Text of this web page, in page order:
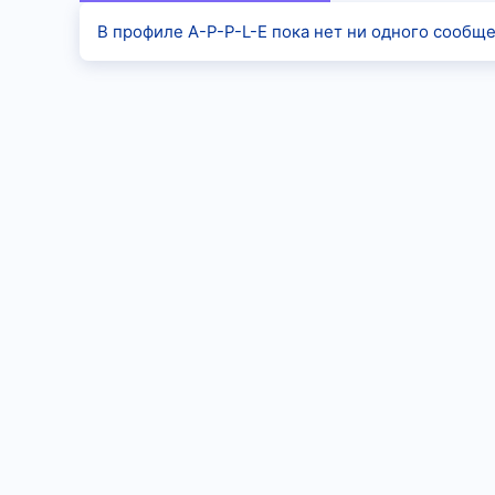
В профиле A-P-P-L-E пока нет ни одного